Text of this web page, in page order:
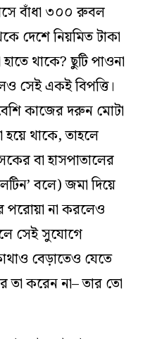
বাঁধা ৩০০ রুবল
দেশে নিয়মিত টাকা
থাকে? ছুটি পাওনা
সেই একই বিপত্তি।
বেশি কাজের দরুন মোটা
হয়ে থাকে, তাহলে
বা হাসপাতালের
বলে) জমা দিয়ে
পরোয়া না করলেও
সেই সুযোগে
বেড়াতেও যেতে
করেন না– তার তো